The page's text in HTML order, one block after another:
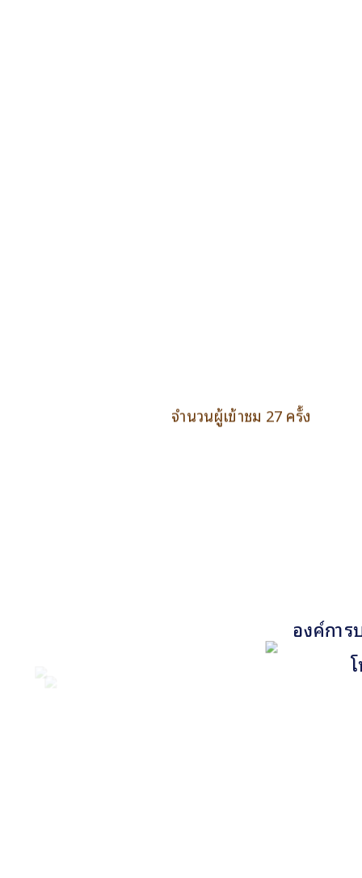
จำนวนผู้เข้าชม 27 ครั้ง
องค์กา